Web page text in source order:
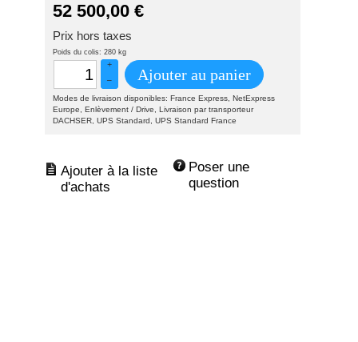
52 500,00 €
Prix hors taxes
Poids du colis: 280 kg
+
–
Ajouter au panier
Modes de livraison disponibles: France Express, NetExpress
Europe, Enlèvement / Drive, Livraison par transporteur
DACHSER, UPS Standard, UPS Standard France
Poser une
question